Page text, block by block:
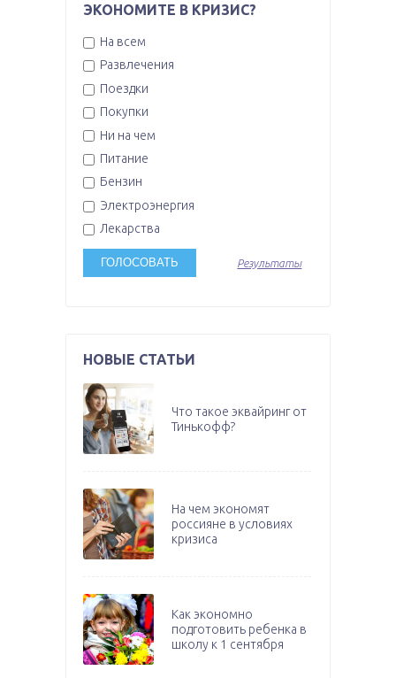
ЭКОНОМИТЕ В КРИЗИС?
На всем
Развлечения
Поездки
Покупки
Ни на чем
Питание
Бензин
Электроэнергия
Лекарства
Результаты
НОВЫЕ СТАТЬИ
Что такое эквайринг от
Тинькофф?
На чем экономят
россияне в условиях
кризиса
Как экономно
подготовить ребенка в
школу к 1 сентября